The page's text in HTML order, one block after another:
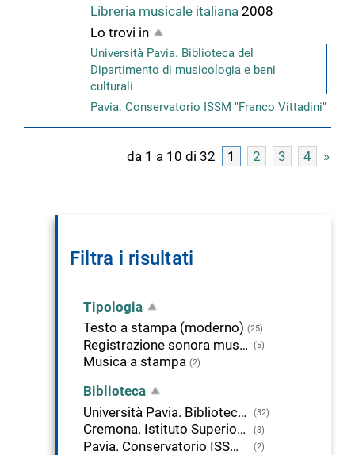
Libreria musicale italiana2008
Lo trovi in
Università Pavia. Biblioteca del
Dipartimento di musicologia e beni
culturali
Pavia. Conservatorio ISSM "Franco Vittadini"
da 1 a 10 di 32 1 2 3 4 »
Filtra i risultati
Tipologia
Testo a stampa (moderno) (25)
Registrazione sonora musicale (5)
Musica a stampa (2)
Biblioteca
Università Pavia. Biblioteca del Dipartimento di musicologia e beni culturali
(32)
Cremona. Istituto Superiore di Studi musicali Claudio Monteverdi (3)
Pavia. Conservatorio ISSM "Franco Vittadini" (2)